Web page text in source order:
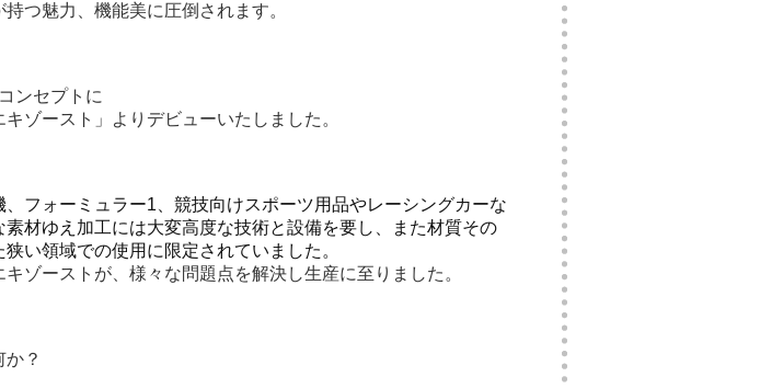
つ魅力、機能美に圧倒されます。
ンセプトに
ゾースト」よりデビューいたしました。
フォーミュラー1、競技向けスポーツ用品やレーシングカーな
材ゆえ加工には大変高度な技術と設備を要し、また材質その
い領域での使用に限定されていました。
ゾーストが、様々な問題点を解決し生産に至りました。
？